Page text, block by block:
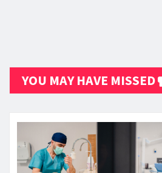
YOU MAY HAVE MISSED